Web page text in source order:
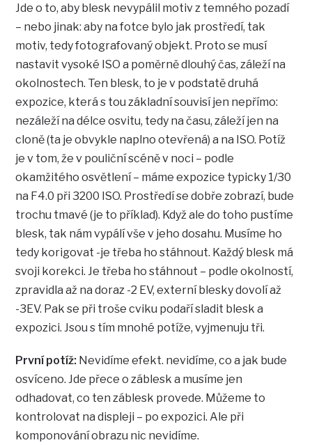
Jde o to, aby blesk nevypálil motiv z temného pozadí
– nebo jinak: aby na fotce bylo jak prostředí, tak
motiv, tedy fotografovaný objekt. Proto se musí
nastavit vysoké ISO a poměrně dlouhý čas, záleží na
okolnostech. Ten blesk, to je v podstatě druhá
expozice, která s tou základní souvisí jen nepřímo:
nezáleží na délce osvitu, tedy na času, záleží jen na
cloně (ta je obvykle naplno otevřená) a na ISO. Potíž
je v tom, že v pouliční scéně v noci – podle
okamžitého osvětlení – máme expozice typicky 1/30
na F4.0 při 3200 ISO. Prostředí se dobře zobrazí, bude
trochu tmavé (je to příklad). Když ale do toho pustíme
blesk, tak nám vypálí vše v jeho dosahu. Musíme ho
tedy korigovat -je třeba ho stáhnout. Každý blesk má
svoji korekci. Je třeba ho stáhnout – podle okolností,
zpravidla až na doraz -2 EV, externí blesky dovolí až
-3EV. Pak se při troše cviku podaří sladit blesk a
expozici. Jsou s tím mnohé potíže, vyjmenuju tři.
První potíž: Nevidíme efekt. nevidíme, co a jak bude
osvíceno. Jde přece o záblesk a musíme jen
odhadovat, co ten záblesk provede. Můžeme to
kontrolovat na displeji – po expozici. Ale při
komponování obrazu nic nevidíme.